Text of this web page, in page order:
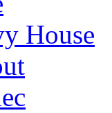
House